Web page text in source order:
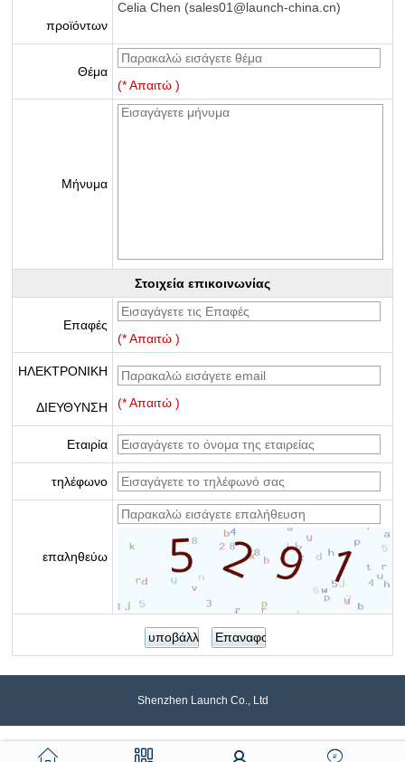
προϊόντων
Celia Chen (sales01@launch-china.cn)
Θέμα
(* Απαιτώ )
Μήνυμα
Στοιχεία επικοινωνίας
Επαφές
(* Απαιτώ )
ΗΛΕΚΤΡΟΝΙΚΗ
ΔΙΕΥΘΥΝΣΗ (* Απαιτώ )
Εταιρία
τηλέφωνο
επαληθεύω
Shenzhen Launch Co., Ltd